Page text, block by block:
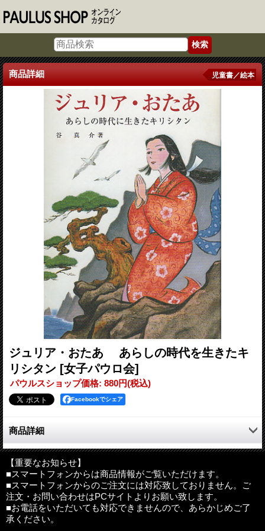
商品詳細 児童書／絵本
ジュリア・おたあ あらしの時代を生きたキ
リシタン [女子パウロ会]
パウルスショップ価格: 880円(税込)
Facebookでシェア
商品詳細
豊臣から徳川に移る戦乱の世に、隣国朝鮮から連れてこられたひ
とりの少女が、キリシタン女性として強く、美しく生きた証をた
どる物語。
神津島毎年開催される「ジュリア祭」には日本と韓国から多数の
巡礼者が参加している。
【重要なお知らせ】
■スマートフォンからは商品情報がご覧いただけます。
■スマートフォンからのご注文には対応致しておりません。ご
注文・お問い合わせはPCサイトよりお願い致します。
■お電話をいただいても対応できませんので、あらかじめご了
承ください。